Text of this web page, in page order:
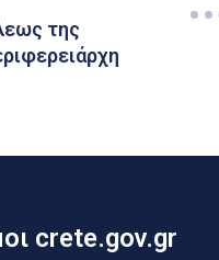
της
crete.gov.gr